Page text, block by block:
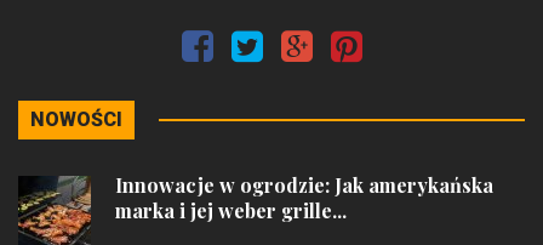
NOWOŚCI
Innowacje w ogrodzie: Jak amerykańska
marka i jej weber grille...